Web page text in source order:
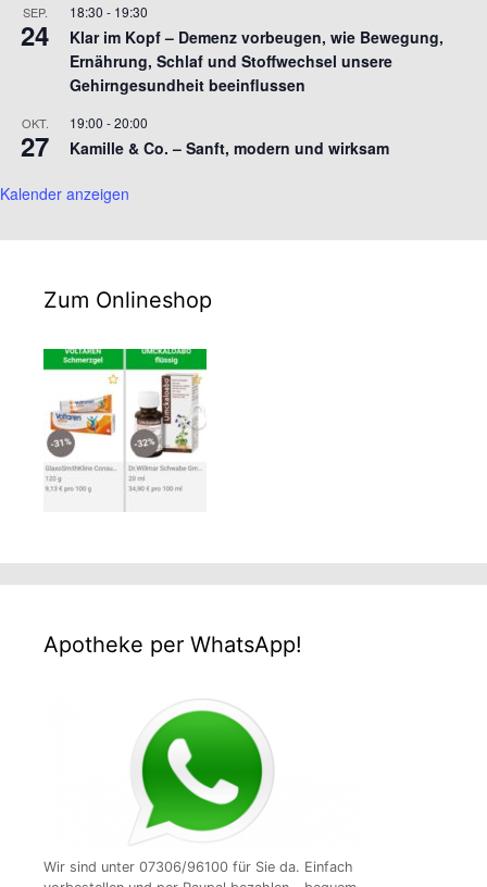
SEP.
24
18:30 - 19:30
Klar im Kopf – Demenz vorbeugen, wie Bewegung,
Ernährung, Schlaf und Stoffwechsel unsere
Gehirngesundheit beeinflussen
OKT.
27
19:00 -20:00
Kamille & Co. – Sanft, modern und wirksam
Kalender anzeigen
Zum Onlineshop
Apotheke per WhatsApp!
Wir sind unter 07306/96100 für Sie da. Einfach